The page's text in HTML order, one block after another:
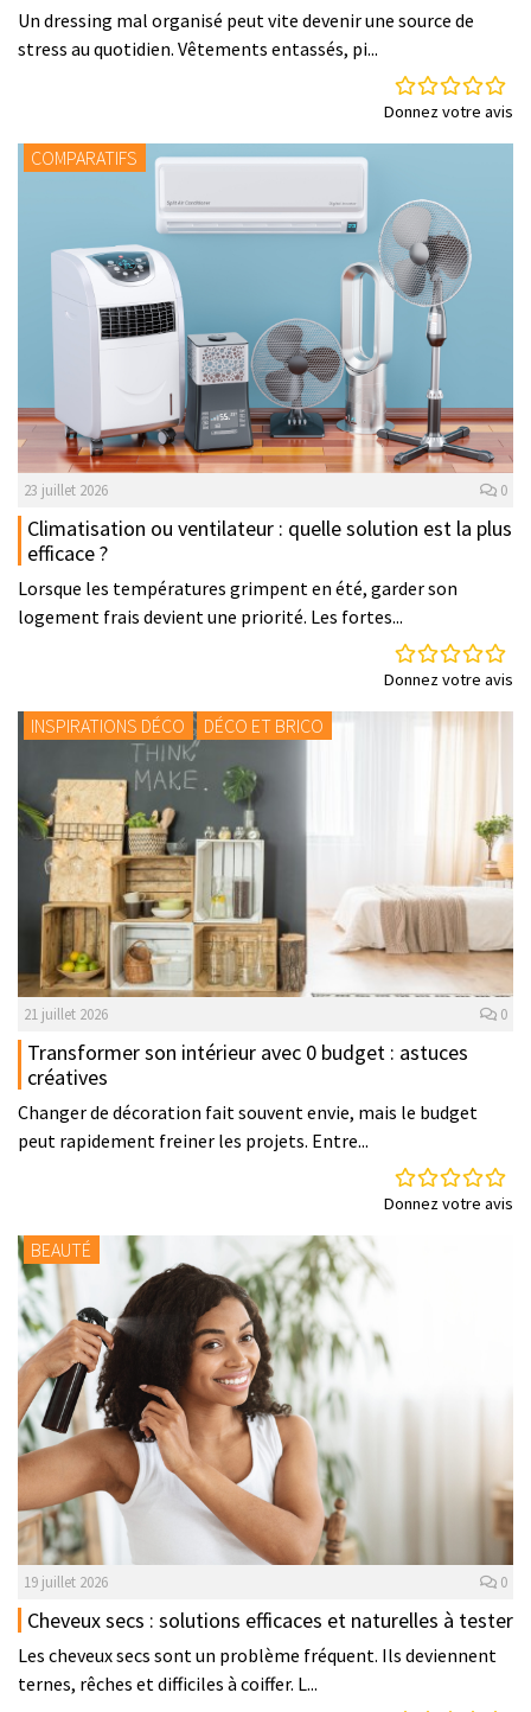
Un dressing mal organisé peut vite devenir une source de
stress au quotidien. Vêtements entassés, pi...
Donnez votre avis
COMPARATIFS
23 juillet 2026 0
Climatisation ou ventilateur : quelle solution est la plus
efficace ?
Lorsque les températures grimpent en été, garder son
logement frais devient une priorité. Les fortes...
Donnez votre avis
INSPIRATIONS DÉCO DÉCO ET BRICO
21 juillet 2026 0
Transformer son intérieur avec 0 budget : astuces
créatives
Changer de décoration fait souvent envie, mais le budget
peut rapidement freiner les projets. Entre...
Donnez votre avis
BEAUTÉ
19 juillet 2026 0
Cheveux secs : solutions efficaces et naturelles à tester
Les cheveux secs sont un problème fréquent. Ils deviennent
ternes, rêches et difficiles à coiffer. L...